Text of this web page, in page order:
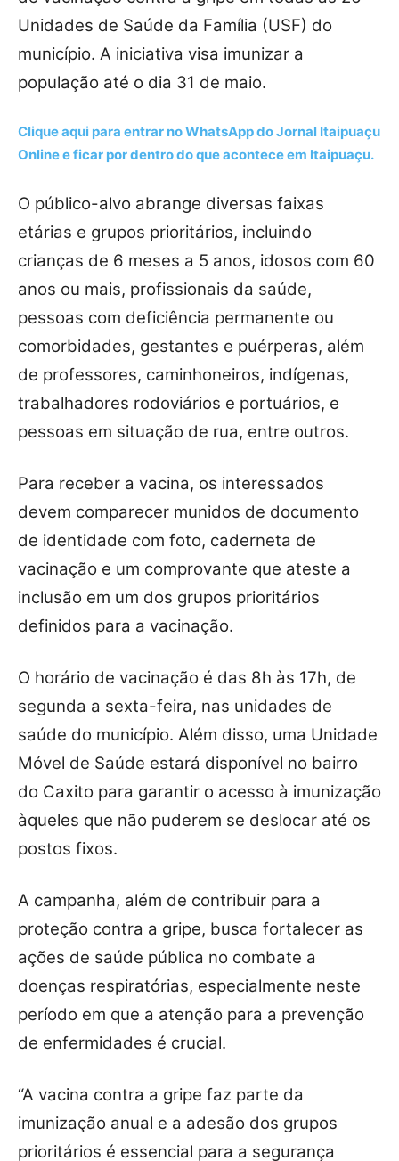
Unidades de Saúde da Família (USF) do
município. A iniciativa visa imunizar a
população até o dia 31 de maio.
Clique aqui para entrar noWhatsAppdo Jornal Itaipuaçu
Online e ficar por dentro do que acontece em Itaipuaçu.
O público-alvo abrange diversas faixas
etárias e grupos prioritários, incluindo
crianças de 6 meses a 5 anos, idosos com 60
anos ou mais, profissionais da saúde,
pessoas com deficiência permanente ou
comorbidades, gestantes e puérperas, além
de professores, caminhoneiros, indígenas,
trabalhadores rodoviários e portuários, e
pessoas em situação de rua, entre outros.
Para receber a vacina, os interessados
devem comparecer munidos de documento
de identidade com foto, caderneta de
vacinação e um comprovante que ateste a
inclusão em um dos grupos prioritários
definidos para a vacinação.
O horário de vacinação é das 8h às 17h, de
segunda a sexta-feira, nas unidades de
saúde do município. Além disso, uma Unidade
Móvel de Saúde estará disponível no bairro
do Caxito para garantir o acesso à imunização
àqueles que não puderem se deslocar até os
postos fixos.
A campanha, além de contribuir para a
proteção contra a gripe, busca fortalecer as
ações de saúde pública no combate a
doenças respiratórias, especialmente neste
período em que a atenção para a prevenção
de enfermidades é crucial.
“A vacina contra a gripe faz parte da
imunização anual e a adesão dos grupos
prioritários é essencial para a segurança